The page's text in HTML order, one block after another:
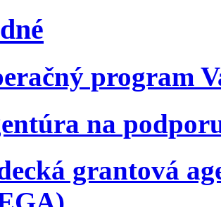
program
na
grantová